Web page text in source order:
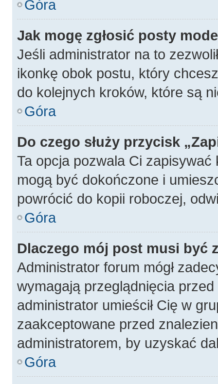
Góra
Jak mogę zgłosić posty
Jeśli administrator na to
ikonkę obok postu, który
do kolejnych kroków, które są
Góra
Do czego służy przycisk
Ta opcja pozwala Ci
mogą być dokończone i
powrócić do kopii roboczej,
Góra
Dlaczego mój post musi być
Administrator forum mógł
wymagają przeglądnięcia
administrator umieścił Cię w
zaakceptowane przed
administratorem, by uzyskać
Góra